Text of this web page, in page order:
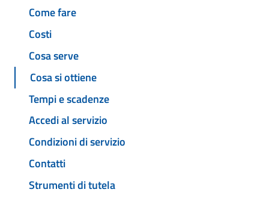
Come fare
Costi
Cosa serve
Cosa si ottiene
Tempi e scadenze
Accedi al servizio
Condizioni di servizio
Contatti
Strumenti di tutela